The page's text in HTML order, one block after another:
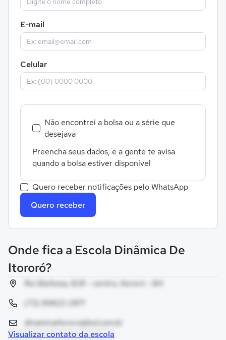
E-mail
Celular
Não encontrei a bolsa ou a série que
desejava
Preencha seus dados, e a gente te avisa
quando a bolsa estiver disponível
Quero receber notificações pelo WhatsApp
Quero receber
Onde fica a Escola Dinâmica De
Itororó?
Rui Barbosa, 828 - centro, Itororó - BA
(73) 99822-2871
dinamicaitororo@bol.com.br
Visualizar contato da escola